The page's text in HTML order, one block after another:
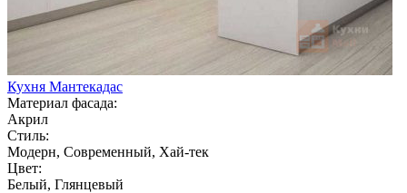
Кухня Мантекадас
Материал фасада:
Акрил
Стиль:
Модерн, Современный, Хай-тек
Цвет:
Белый, Глянцевый